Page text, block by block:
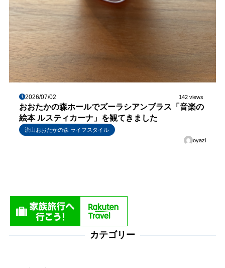
2026/07/02 142 views
おおたかの森ホールでズーラシアンブラス「音楽の
絵本 ルスティカーナ」を観てきました
流山おおたかの森 ライフスタイル
oyazi
カテゴリー